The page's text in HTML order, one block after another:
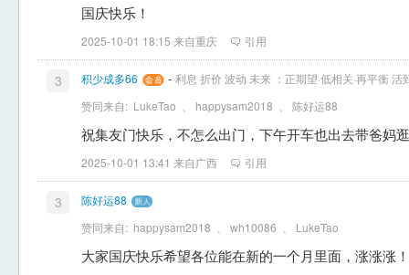
国庆快乐！
2025-10-01 18:15 来自重庆 引用
3 积少成多66 - 利息 折价 波动 未来 ：正期望·低相关·再平衡 活
赞同来自: LukeTao happysam2018 陈好运88
祝集友门快乐，不怎么出门，下午开车也出去带爸妈
2025-10-01 13:41 来自广西 引用
3
陈好运88
赞同来自: happysam2018 wh10086 LukeTao
大家国庆快乐希望各位能在新的一个月里面，涨涨涨